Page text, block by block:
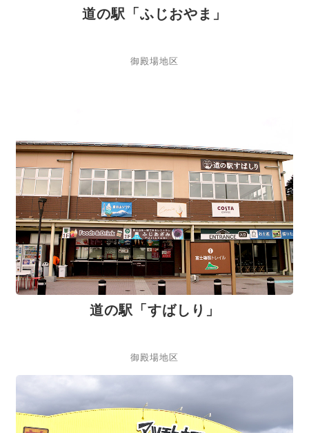
道の駅「ふじおやま」
御殿場地区
道の駅「すばしり」
御殿場地区